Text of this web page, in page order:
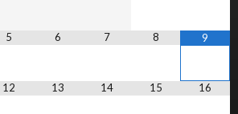
5 6 7 8 9
12 13 14 15 16